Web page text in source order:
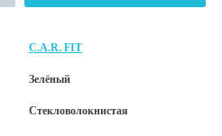
C.A.R. FIT
Зелёный
Стекловолокнистая